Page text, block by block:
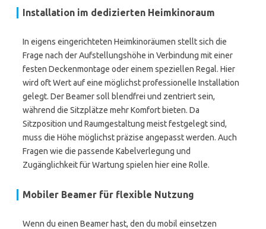
Installation im dedizierten Heimkinoraum
In eigens eingerichteten Heimkinoräumen stellt sich die
Frage nach der Aufstellungshöhe in Verbindung mit einer
festen Deckenmontage oder einem speziellen Regal. Hier
wird oft Wert auf eine möglichst professionelle Installation
gelegt. Der Beamer soll blendfrei und zentriert sein,
während die Sitzplätze mehr Komfort bieten. Da
Sitzposition und Raumgestaltung meist festgelegt sind,
muss die Höhe möglichst präzise angepasst werden. Auch
Fragen wie die passende Kabelverlegung und
Zugänglichkeit für Wartung spielen hier eine Rolle.
Mobiler Beamer für flexible Nutzung
Wenn du einen Beamer hast, den du mobil einsetzen